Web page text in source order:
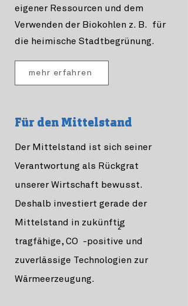
eigener Ressourcen und dem
Verwenden der Biokohlen z. B. für
die heimische Stadtbegrünung.
mehr erfahren
Für den Mittelstand
Der Mittelstand ist sich seiner
Verantwortung als Rückgrat
unserer Wirtschaft bewusst.
Deshalb investiert gerade der
Mittelstand in zukünftig
tragfähige, CO -positive und
zuverlässige Technologien zur
Wärmeerzeugung.
2